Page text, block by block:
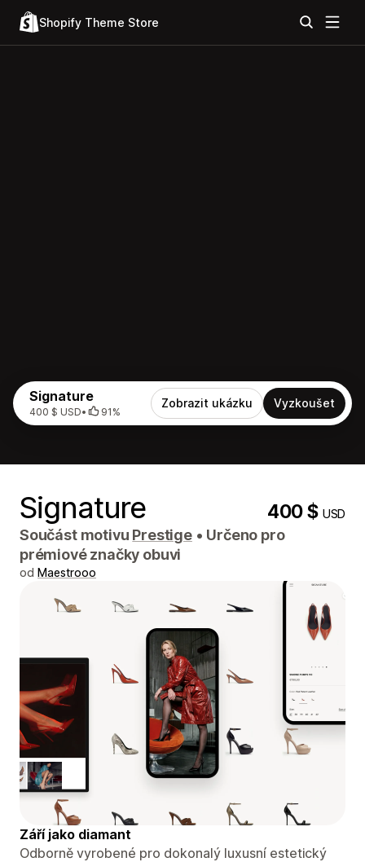
Shopify Theme Store
Signature
400 $ USD• 91%
Zobrazit ukázku Vyzkoušet
Signature 400 $USD
Součást motivu Prestige • Určeno pro
prémiové značky obuvi
od Maestrooo
Září jako diamant
Odborně vyrobené pro dokonalý luxusní estetický